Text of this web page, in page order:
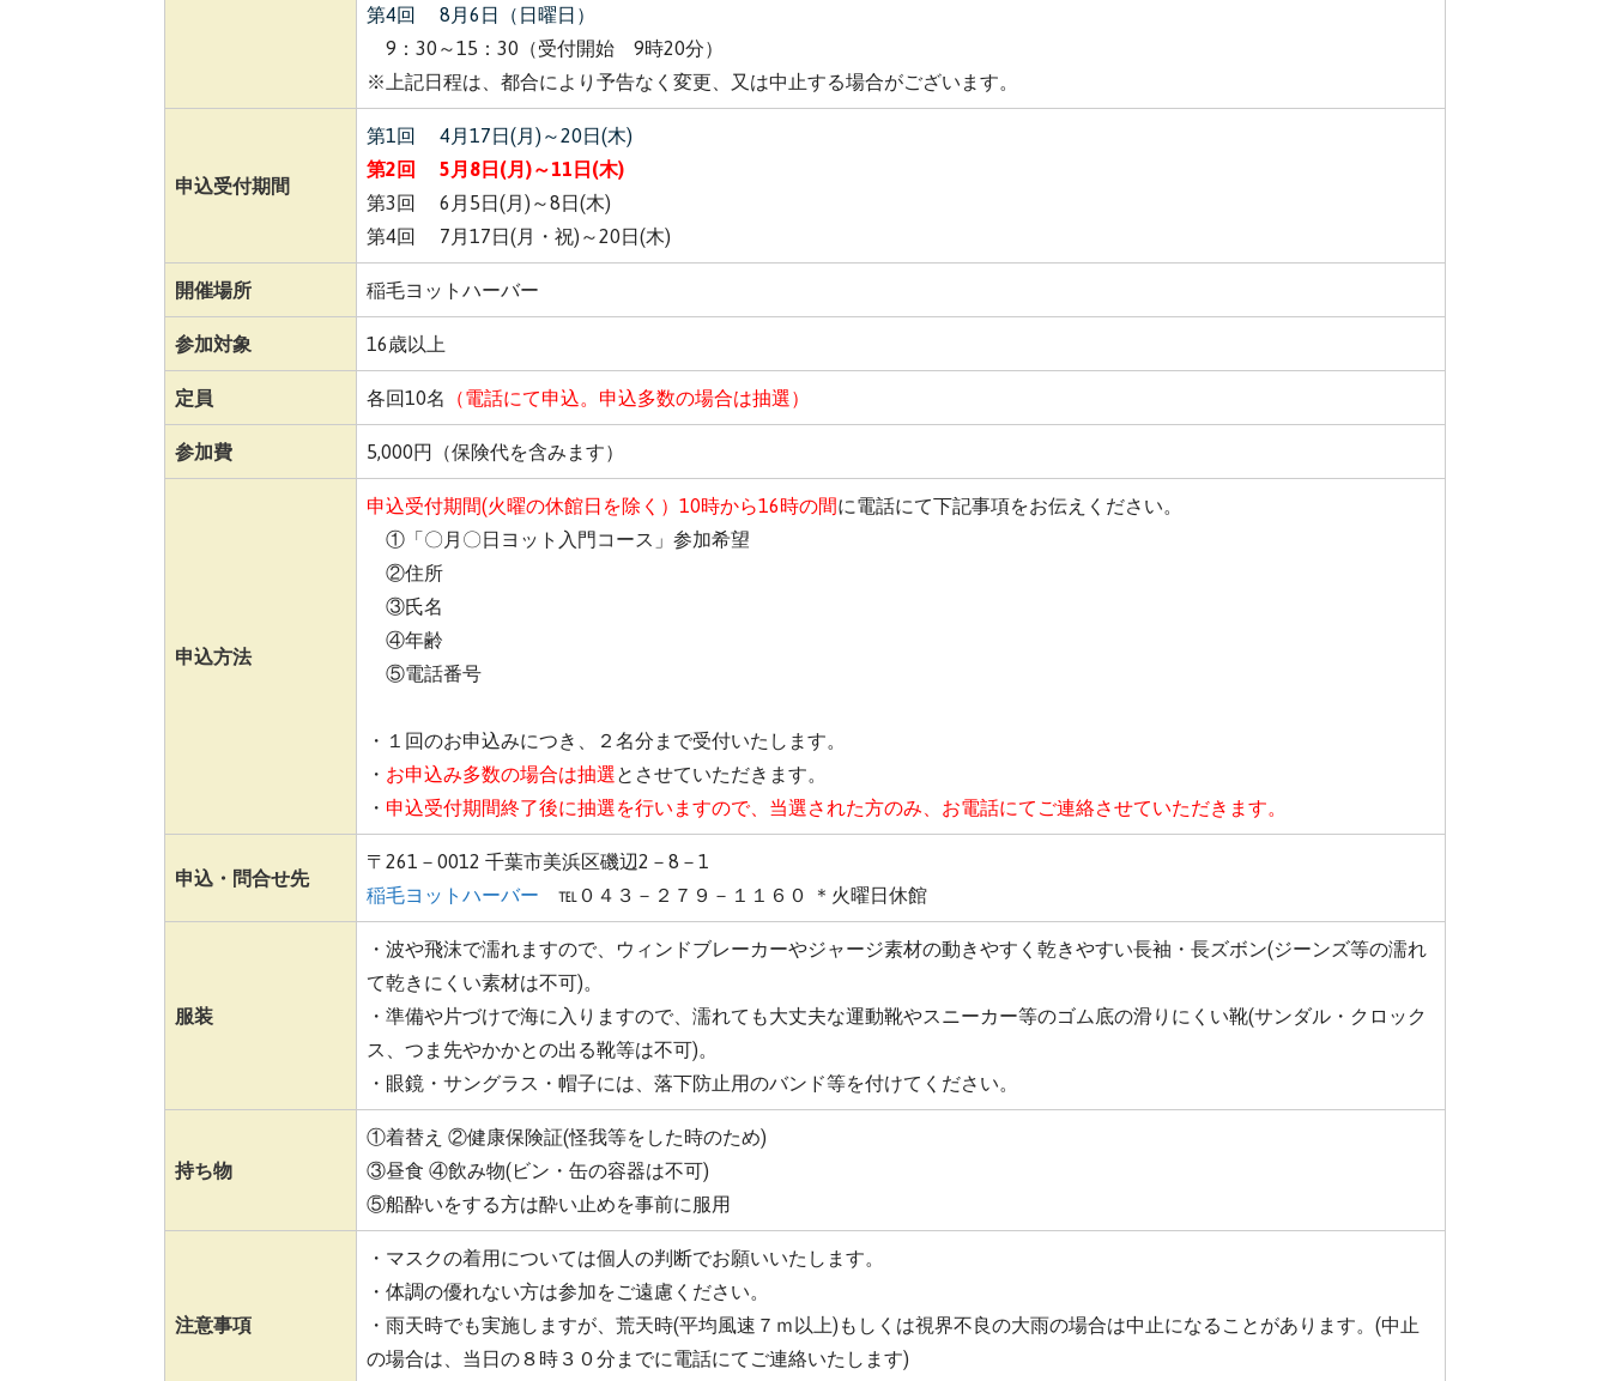
第4回 8月6日（日曜日）
9：30～15：30 （受付開始 9時20分）
※上記日程は、都合により予告なく変更、又は中止する場合がございます。
申込受付期間
第1回 4月17日(月)～20日(木)
第2回 5月8日(月)～11日(木)
第3回 6月5日(月)～8日(木)
第4回 7月17日(月・祝)～20日(木)
開催場所 稲毛ヨットハーバー
参加対象 16歳以上
定員 各回10名 （電話にて申込。申込多数の場合は抽選）
参加費 5,000円（保険代を含みます）
申込方法
申込受付期間(火曜の休館日を除く）10時から16時の間に電話にて下記事項をお伝えください。
①「〇月〇日ヨット入門コース」参加希望
②住所
③氏名
④年齢
⑤電話番号
・１回のお申込みにつき、２名分まで受付いたします。
・ お申込み多数の場合は抽選とさせていただきます。
・ 申込受付期間終了後に抽選を行いますので、当選された方のみ、お電話にてご連絡させていただきます。
申込・問合せ先
〒261－0012 千葉市美浜区磯辺2－8－1
稲毛ヨットハーバー ℡０４３－２７９－１１６０ ＊火曜日休館
服装
・波や飛沫で濡れますので、ウィンドブレーカーやジャージ素材の動きやすく乾きやすい長袖・長ズボン(ジーンズ等の濡れ
て乾きにくい素材は不可)。
・準備や片づけで海に入りますので、濡れても大丈夫な運動靴やスニーカー等のゴム底の滑りにくい靴(サンダル・クロック
ス、つま先やかかとの出る靴等は不可)。
・眼鏡・サングラス・帽子には、落下防止用のバンド等を付けてください。
持ち物
①着替え ②健康保険証(怪我等をした時のため)
③昼食 ④飲み物(ビン・缶の容器は不可)
⑤船酔いをする方は酔い止めを事前に服用
注意事項
・マスクの着用については個人の判断でお願いいたします。
・体調の優れない方は参加をご遠慮ください。
・雨天時でも実施しますが、荒天時(平均風速７ｍ以上)もしくは視界不良の大雨の場合は中止になることがあります。(中止
の場合は、当日の８時３０分までに電話にてご連絡いたします)